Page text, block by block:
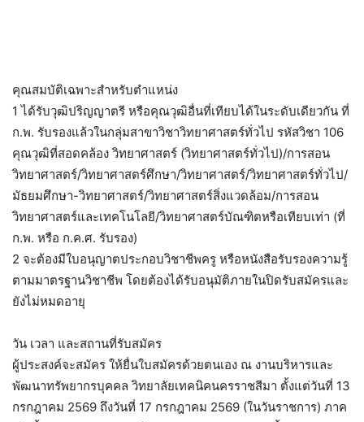
คุณสมบัติเฉพาะสำหรับตำแหน่ง
1 ได้รับวุฒิปริญญาตรี หรือคุณวุฒิอื่นที่เทียบได้ในระดับเดียวกัน ที่
ก.พ. รับรองแล้วในกลุ่มสาขาวิชาวิทยาศาสตร์ทั่วไป รหัสวิชา 106
คุณวุฒิที่สอดคล้อง วิทยาศาสตร์ (วิทยาศาสตร์ทั่วไป)/การสอน
วิทยาศาสตร์/วิทยาศาสตร์ศึกษา/วิทยาศาสตร์/วิทยาศาสตร์ทั่วไป/
มัธยมศึกษา-วิทยาศาสตร์/วิทยาศาสตร์สิ่งแวดล้อม/การสอน
วิทยาศาสตร์และเทคโนโลยี/วิทยาศาสตร์บัณฑิตหรือเทียบเท่า (ที่
ก.พ. หรือ ก.ค.ศ. รับรอง)
2 จะต้องมีใบอนุญาตประกอบวิชาชีพครู หรือหนังสือรับรองความรู้
ตามมาตรฐานวิชาชีพ โดยต้องได้รับอนุมัติภายในปิดรับสมัครและ
ยังไม่หมดอายุ
วัน เวลา และสถานที่รับสมัคร
ผู้ประสงค์จะสมัคร ให้ยื่นใบสมัครด้วยตนเอง ณ งานบริหารและ
พัฒนาทรัพยากรบุคคล วิทยาลัยเทคนิคนครราชสีมา ตั้งแต่วันที่ 13
กรกฎาคม 2569 ถึงวันที่ 17 กรกฎาคม 2569 (ในวันราชการ) ภาค